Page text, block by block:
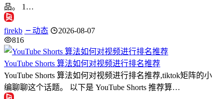
品。 1…
firekb 动态
2026-08-07
816
YouTube Shorts 算法如何对视频进行排名推荐
YouTube Shorts 算法如何对视频进行排名推荐,tiktok矩阵的小
编聊聊这个话题。 以下是 YouTube Shorts 推荐算…